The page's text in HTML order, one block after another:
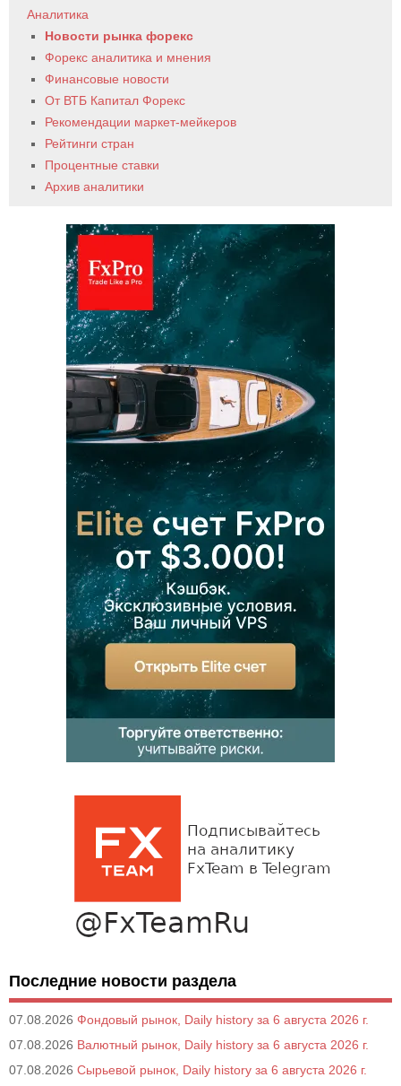
Аналитика
Новости рынка форекс
Форекс аналитика и мнения
Финансовые новости
От ВТБ Капитал Форекс
Рекомендации маркет-мейкеров
Рейтинги стран
Процентные ставки
Архив аналитики
Последние новости раздела
07.08.2026 Фондовый рынок, Daily history за 6 августа 2026 г.
07.08.2026 Валютный рынок, Daily history за 6 августа 2026 г.
07.08.2026 Сырьевой рынок, Daily history за 6 августа 2026 г.